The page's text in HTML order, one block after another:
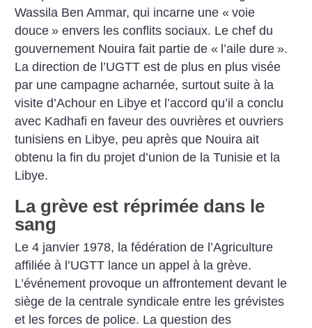
Wassila Ben Ammar, qui incarne une « voie
douce » envers les conflits sociaux. Le chef du
gouvernement Nouira fait partie de « l’aile dure ».
La direction de l’UGTT est de plus en plus visée
par une campagne acharnée, surtout suite à la
visite d’Achour en Libye et l’accord qu’il a conclu
avec Kadhafi en faveur des ouvrières et ouvriers
tunisiens en Libye, peu après que Nouira ait
obtenu la fin du projet d’union de la Tunisie et la
Libye.
La grève est réprimée dans le
sang
Le 4 janvier 1978, la fédération de l’Agriculture
affiliée à l’UGTT lance un appel à la grève.
L’événement provoque un affrontement devant le
siège de la centrale syndicale entre les grévistes
et les forces de police. La question des